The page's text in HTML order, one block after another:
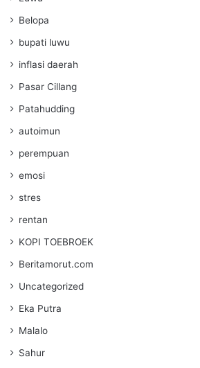
Belopa
bupati luwu
inflasi daerah
Pasar Cillang
Patahudding
autoimun
perempuan
emosi
stres
rentan
KOPI TOEBROEK
Beritamorut.com
Uncategorized
Eka Putra
Malalo
Sahur